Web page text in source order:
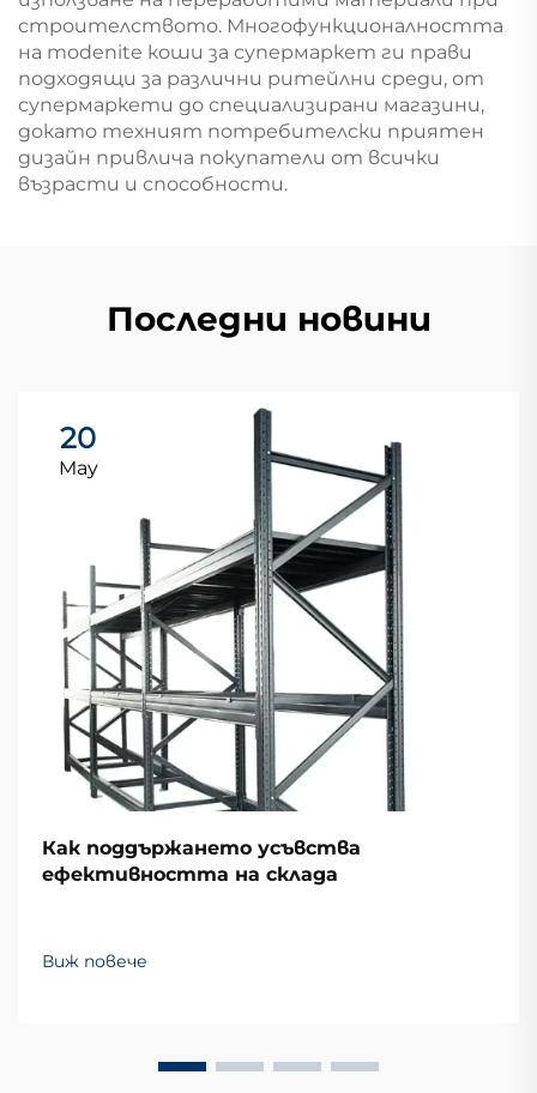
строителството. Многофункционалността
на modenite коши за супермаркет ги прави
подходящи за различни ритейлни среди, от
супермаркети до специализирани магазини,
докато техният потребителски приятен
дизайн привлича покупатели от всички
възрасти и способности.
Последни новини
20
May
Как поддържането усъвства
ефективността на склада
Виж повече